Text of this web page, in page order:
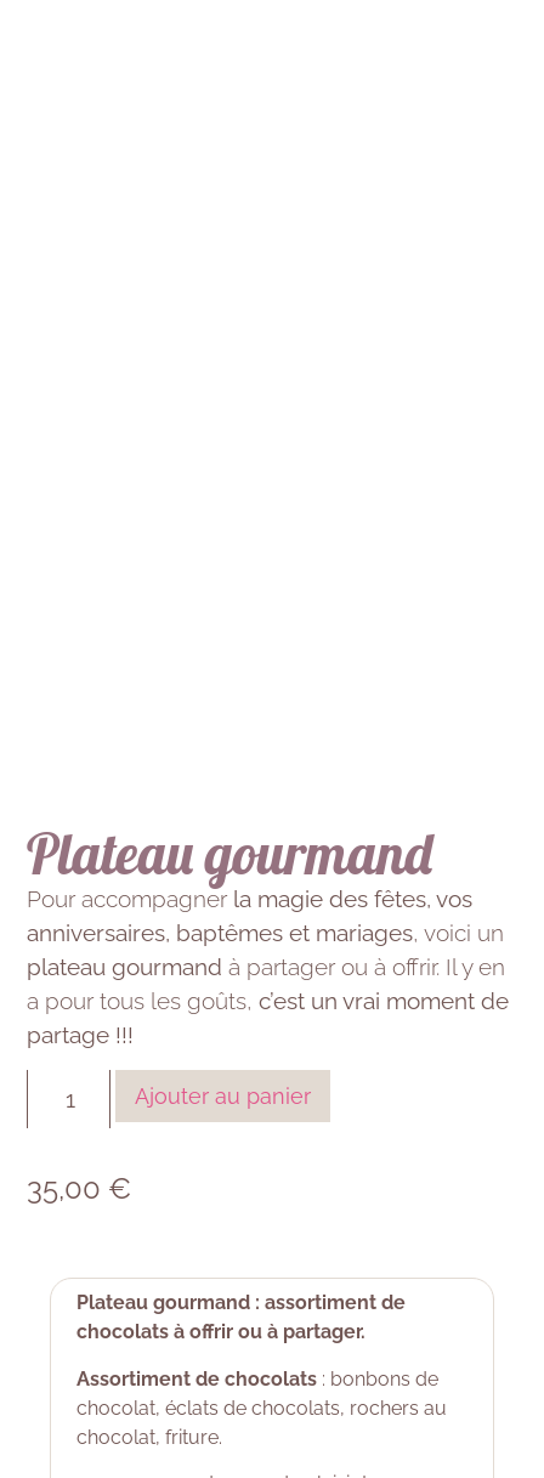
Plateau gourmand
Pour accompagnerla magie des fêtes, vos
anniversaires, baptêmes et mariages, voici un
plateau gourmand à partager ou à offrir. Il y en
a pour tous les goûts,c’est un vrai moment de
partage !!!
Ajouter au panier
35,00 €
Plateau gourmand : assortiment de
chocolats à offrir ou à partager.
Assortiment de chocolats : bonbons de
chocolat, éclats de chocolats, rochers au
chocolat, friture.